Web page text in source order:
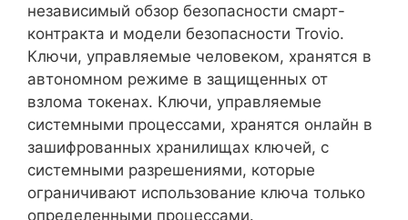
независимый обзор безопасности смарт-
контракта и модели безопасности Trovio.
Ключи, управляемые человеком, хранятся в
автономном режиме в защищенных от
взлома токенах. Ключи, управляемые
системными процессами, хранятся онлайн в
зашифрованных хранилищах ключей, с
системными разрешениями, которые
ограничивают использование ключа только
определенными процессами.